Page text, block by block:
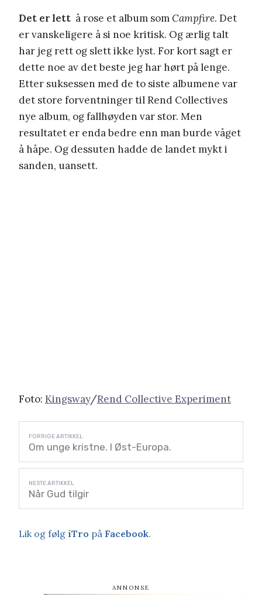
Det er lett å rose et album somCampfire. Det
er vanskeligere å si noe kritisk. Og ærlig talt
har jeg rett og slett ikke lyst. For kort sagt er
dette noe av det beste jeg har hørt på lenge.
Etter suksessen med de to siste albumene var
det store forventninger til Rend Collectives
nye album, og fallhøyden var stor. Men
resultatet er enda bedre enn man burde våget
å håpe. Og dessuten hadde de landet mykt i
sanden, uansett.
Foto: Kingsway/Rend Collective Experiment
Om unge kristne. I Øst-Europa.
Når Gud tilgir
Lik og følg iTro på Facebook.